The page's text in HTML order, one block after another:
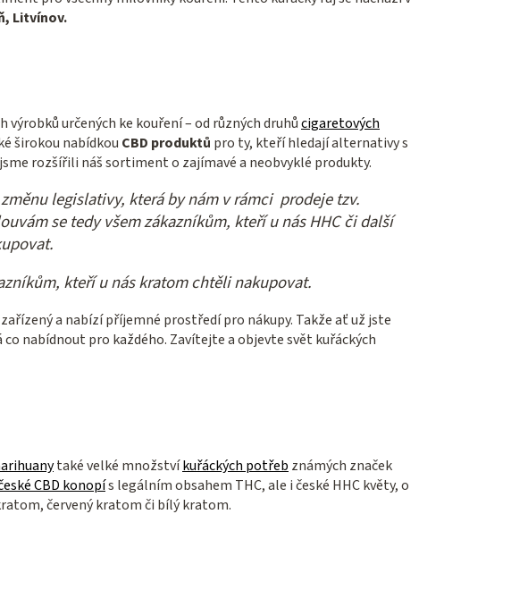
Litvínov.
určených ke kouření – od různých druhůcigaretových
širokou nabídkou CBD produktů pro ty, kteří hledají alternativy s
rozšířili náš sortiment o zajímavé a neobvyklé produkty.
legislativy, která by nám v rámci prodeje tzv.
se tedy všem zákazníkům, kteří u nás HHC či další
kteří u nás kratom chtěli nakupovat.
a nabízí příjemné prostředí pro nákupy. Takže ať už jste
nabídnout pro každého. Zavítejte a objevte svět kuřáckých
také velké množstvíkuřáckých potřeb známých značek
CBD konopís legálním obsahem THC, ale i české HHC květy, o
červený kratom či bílý kratom.